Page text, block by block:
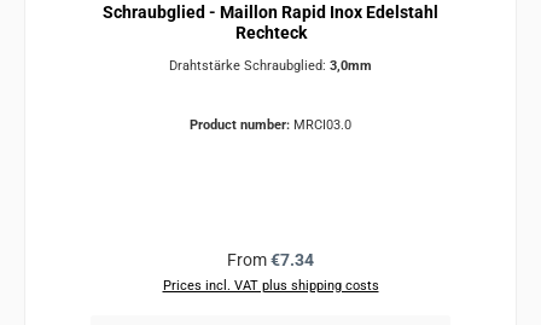
Schraubglied - Maillon Rapid Inox Edelstahl
Rechteck
Drahtstärke Schraubglied: 3,0mm
Product number: MRCI03.0
Regular price:
From€7.34
Prices incl. VAT plus shipping costs